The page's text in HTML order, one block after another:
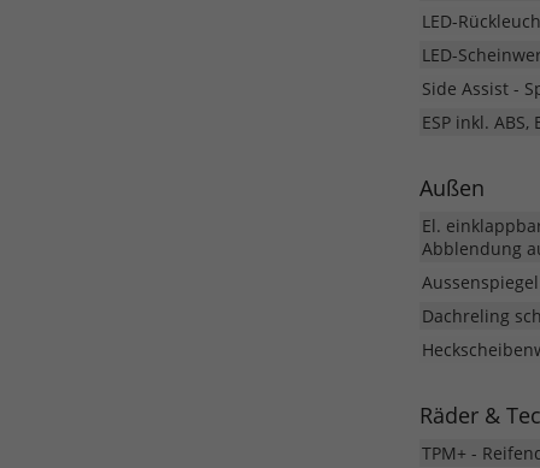
LED-
LED-
Side Assist -
ESP inkl. ABS,
Außen
El.
Abblendung
Dachreling
Räder &
TPM+ -